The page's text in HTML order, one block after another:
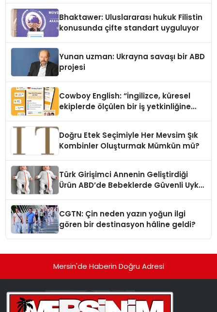
Bhaktawer: Uluslararası hukuk Filistin
konusunda çifte standart uyguluyor
Yunan uzman: Ukrayna savaşı bir ABD
projesi
Cowboy English: “İngilizce, küresel
ekiplerde ölçülen bir iş yetkinliğine
Doğru Etek Seçimiyle Her Mevsim Şık
Kombinler Oluşturmak Mümkün mü?
Türk Girişimci Annenin Geliştirdiği
Ürün ABD’de Bebeklerde Güvenli Uyku
CGTN: Çin neden yazın yoğun ilgi
gören bir destinasyon hâline geldi?
Mersin'de Haberin Doğru Adresi